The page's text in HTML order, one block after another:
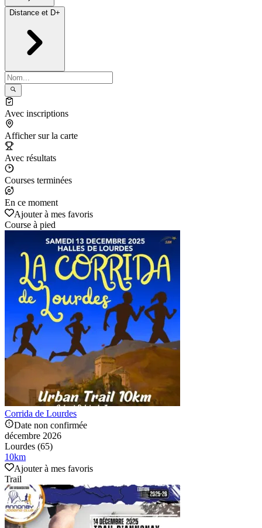
Distance et D+
Avec inscriptions
Afficher sur la carte
Avec résultats
Courses terminées
En ce moment
Ajouter à mes favoris
Course à pied
Corrida de Lourdes
Date non confirmée
décembre 2026
Lourdes (65)
10km
Ajouter à mes favoris
Trail